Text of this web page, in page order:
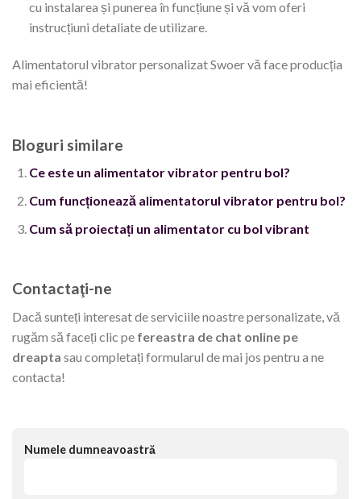
cu instalarea și punerea în funcțiune și vă vom oferi
instrucțiuni detaliate de utilizare.
Alimentatorul vibrator personalizat Swoer vă face producția
mai eficientă!
Bloguri similare
Ce este un alimentator vibrator pentru bol?
Cum funcționează alimentatorul vibrator pentru bol?
Cum să proiectați un alimentator cu bol vibrant
Contactaţi-ne
Dacă sunteți interesat de serviciile noastre personalizate, vă
rugăm să faceți clic pe fereastra de chat online pe
dreapta sau completați formularul de mai jos pentru a ne
contacta!
Numele dumneavoastră